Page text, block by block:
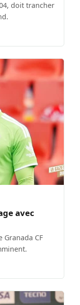
doit trancher
avec
CF